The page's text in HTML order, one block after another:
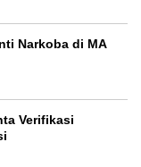
Narkoba di MA
Verifikasi